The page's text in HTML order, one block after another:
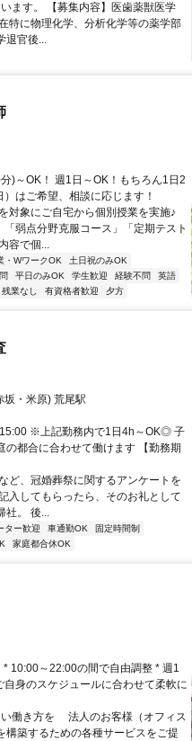
ます。 【募集内容】医歯薬獣医学
に物理化学、分析化学等の薬学部
退官後...
)～OK！ 週1日～OK！もちろん1日2
はご希望、相談に応じます！
対象にご自宅から個別授業を実施♪
弱点分野克服コース」「定期テスト
容で個...
・WワークOK
土日祝のみOK
平日のみOK 学生歓迎 経験不問
英語
残業なし 有資格者歓迎 夕方
・米原) 荒尾駅
※上記勤務内で1日4h～OK◎ 子
の都合に合わせて働けます 【勤務期
ど、冠婚葬祭に関するアンケートを
入してもらったら、そのお礼として
社。 後...
ター歓迎 車通勤OK
固定時間制
家庭都合休OK
10:00～22:00の間で自由調整 * 週1
身のスケジュールに合わせて柔軟に
い働き方を 法人のお客様（オフィス
築するための各種サービスをご提